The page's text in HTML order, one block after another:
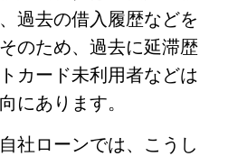
過去の借入履歴などを
のため、過去に延滞歴
カード未利用者などは
にあります。
社ローンでは、こうし